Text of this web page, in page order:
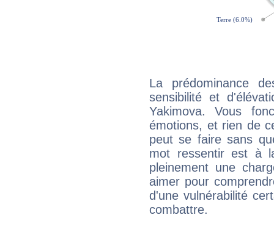
La prédominance
sensibilité et
Yakimova. Vous
émotions, et rien de
peut se faire sans
mot ressentir est à
pleinement une
aimer pour
d'une vulnérabilité
combattre.